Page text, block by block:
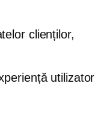
clienților,
utilizator